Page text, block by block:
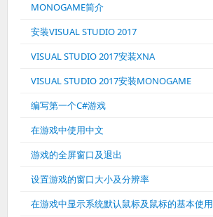
MONOGAME简介
安装VISUAL STUDIO 2017
VISUAL STUDIO 2017安装XNA
VISUAL STUDIO 2017安装MONOGAME
编写第一个C#游戏
在游戏中使用中文
游戏的全屏窗口及退出
设置游戏的窗口大小及分辨率
在游戏中显示系统默认鼠标及鼠标的基本使用